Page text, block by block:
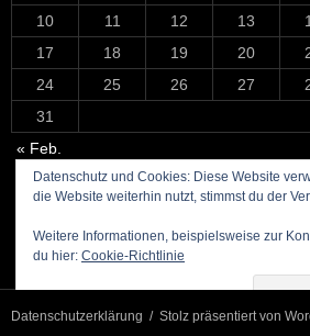
10
11 12 13
17
18 19 20
24
25 26 27
31
« Feb.
Datenschutz und Cookies: Diese Website
die Website weiterhin nutzt, stimmst du der
Weitere Informationen, beispielsweise zur
du hier: Cookie-Richtlinie
Datenschutzerklärung Stolz präsentiert von